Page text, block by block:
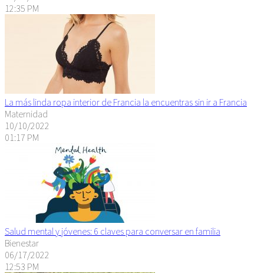
12:35 PM
La más linda ropa interior de Francia la encuentras sin ir a Francia
Maternidad
10/10/2022
01:17 PM
Salud mental y jóvenes: 6 claves para conversar en familia
Bienestar
06/17/2022
12:53 PM